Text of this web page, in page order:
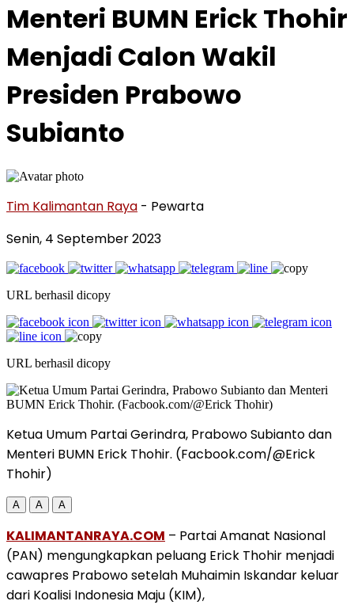
Menteri BUMN Erick Thohir
Menjadi Calon Wakil
Presiden Prabowo
Subianto
Tim Kalimantan Raya - Pewarta
Senin, 4 September 2023
URL berhasil dicopy
URL berhasil dicopy
Ketua Umum Partai Gerindra, Prabowo Subianto dan
Menteri BUMN Erick Thohir. (Facbook.com/@Erick
Thohir)
A A A
KALIMANTANRAYA.COM – Partai Amanat Nasional
(PAN) mengungkapkan peluang Erick Thohir menjadi
cawapres Prabowo setelah Muhaimin Iskandar keluar
dari Koalisi Indonesia Maju (KIM),